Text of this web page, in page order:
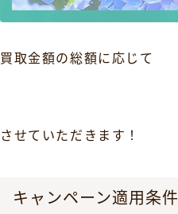
買取金額の総額に応じて
させていただきます！
キャンペーン適用条件